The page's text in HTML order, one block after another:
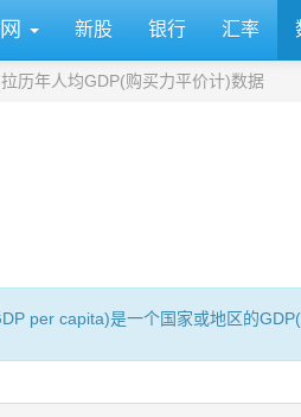
新股 银行 汇率
历年人均GDP(购买力平价计)数据
per capita)是一个国家或地区的